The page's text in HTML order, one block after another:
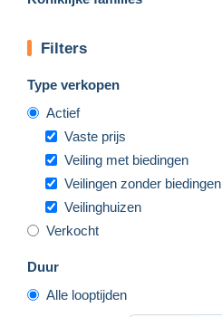
Filters
Type verkopen
Actief
Vaste prijs
Veiling met biedingen
Veilingen zonder biedingen
Veilinghuizen
Verkocht
Duur
Alle looptijden